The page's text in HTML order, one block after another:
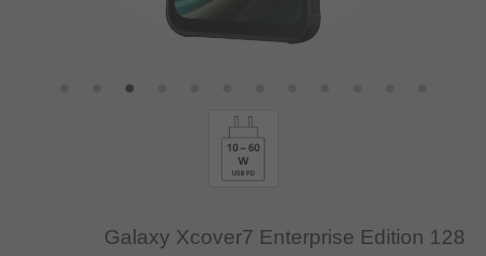
Galaxy Xcover7 Enterprise Edition 128